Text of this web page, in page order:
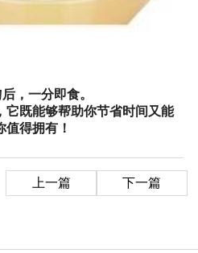
，一分即食。
它既能够帮助你节省时间又能
得拥有！
上一篇 下一篇